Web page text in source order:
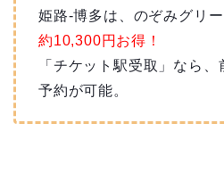
姫路-博多は、のぞみグリー
約10,300円お得！
「チケット駅受取」なら
予約が可能。